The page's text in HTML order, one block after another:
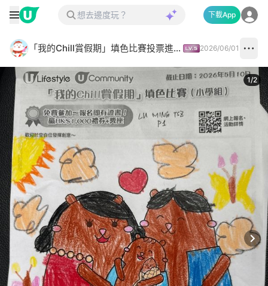
下載App
「我的Chill賞假期」填色比賽投票進行中✅ 2026/06/01
1/2